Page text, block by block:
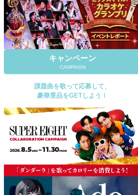
キャンペーン
CAMPAIGN
課題曲を歌って応募して、
豪華景品をGETしよう！